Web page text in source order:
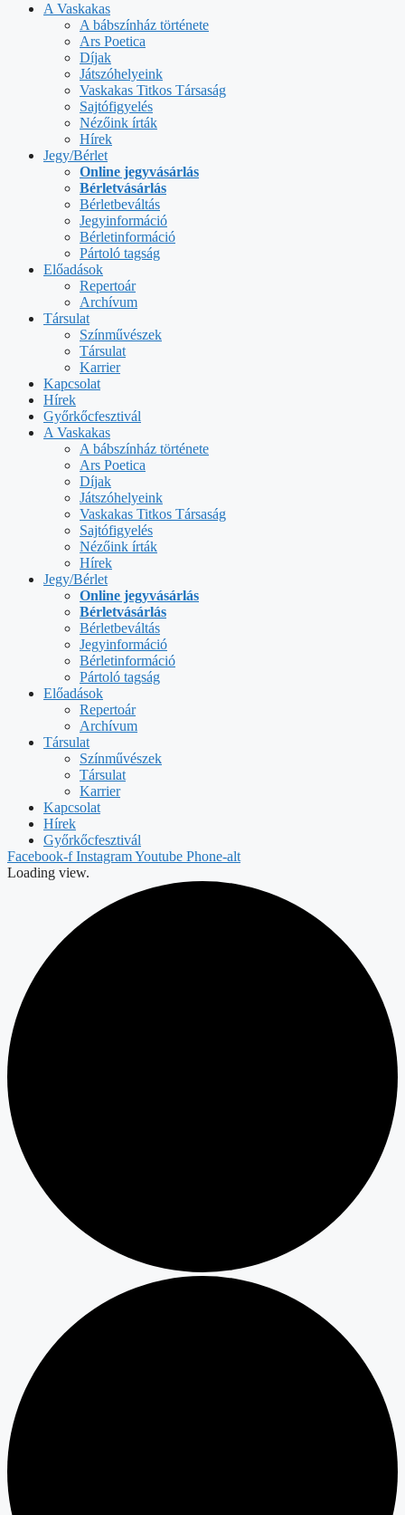
A Vaskakas
A bábszínház története
Ars Poetica
Díjak
Játszóhelyeink
Vaskakas Titkos Társaság
Sajtófigyelés
Nézőink írták
Hírek
Jegy/Bérlet
Online jegyvásárlás
Bérletvásárlás
Bérletbeváltás
Jegyinformáció
Bérletinformáció
Pártoló tagság
Előadások
Repertoár
Archívum
Társulat
Színművészek
Társulat
Karrier
Kapcsolat
Hírek
Győrkőcfesztivál
A Vaskakas
A bábszínház története
Ars Poetica
Díjak
Játszóhelyeink
Vaskakas Titkos Társaság
Sajtófigyelés
Nézőink írták
Hírek
Jegy/Bérlet
Online jegyvásárlás
Bérletvásárlás
Bérletbeváltás
Jegyinformáció
Bérletinformáció
Pártoló tagság
Előadások
Repertoár
Archívum
Társulat
Színművészek
Társulat
Karrier
Kapcsolat
Hírek
Győrkőcfesztivál
Facebook-f InstagramYoutube Phone-alt
Loading view.